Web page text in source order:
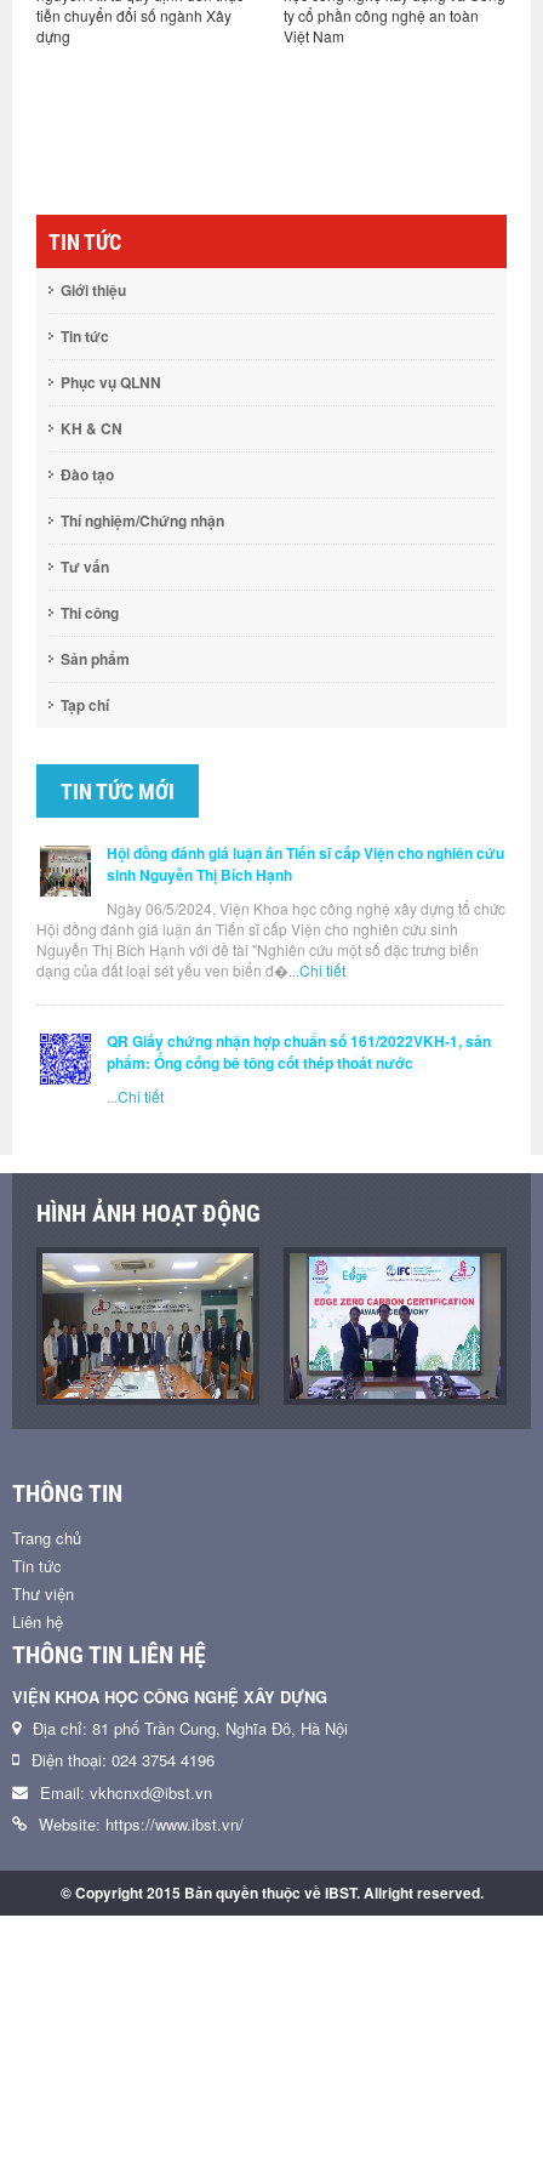
đổi số ngành Xây
ty cổ phần công nghệ an toàn
nhiệm vụ kế
TIN TỨC
Giới thiệu
Tin tức
Phục vụ QLNN
KH & CN
Đào tạo
Thí nghiệm/Chứng nhận
Tư vấn
Thi công
Sản phẩm
Tạp chí
TIN TỨC MỚI
Hội đồng đánh giá luận án Tiến sĩ cấp Viện cho nghiên cứu
sinh Nguyễn Thị Bích Hạnh
Ngày 06/5/2024, Viện Khoa học công nghệ xây dựng tổ chức
Hội đồng đánh giá luận án Tiến sĩ cấp Viện cho nghiên cứu sinh
Nguyễn Thị Bích Hạnh với đề tài "Nghiên cứu một số đặc trưng biến
dạng của đất loại sét yếu ven biển đ�... Chi tiết
QR Giấy chứng nhận hợp chuẩn số 161/2022VKH-1, sản
phẩm: Ống cống bê tông cốt thép thoát nước
Chi tiết
HÌNH ẢNH HOẠT ĐỘNG
THÔNG TIN
Trang chủ
Tin tức
Thư viện
Liên hệ
THÔNG TIN LIÊN HỆ
VIỆN KHOA HỌC CÔNG NGHỆ XÂY DỰNG
Địa chỉ: 81 phố Trần Cung, Nghĩa Đô, Hà Nội
Điện thoại: 024 3754 4196
Email: vkhcnxd@ibst.vn
Website: https://www.ibst.vn/
© Copyright 2015 Bản quyền thuộc về IBST. Allright reserved.